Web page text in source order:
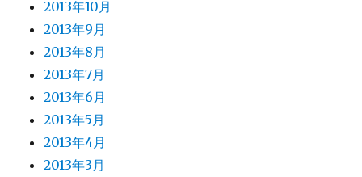
2013年10月
2013年9月
2013年8月
2013年7月
2013年6月
2013年5月
2013年4月
2013年3月